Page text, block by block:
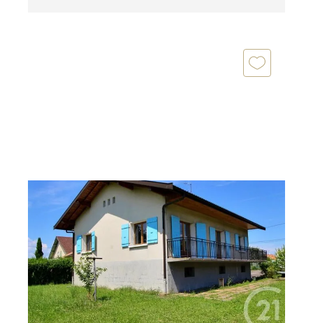
PUBLIER 74
91,53 m2, 4 pièces
Ref : 155393
Maison à vendre
455 000 €
Nous sommes enchantés de vous proposer